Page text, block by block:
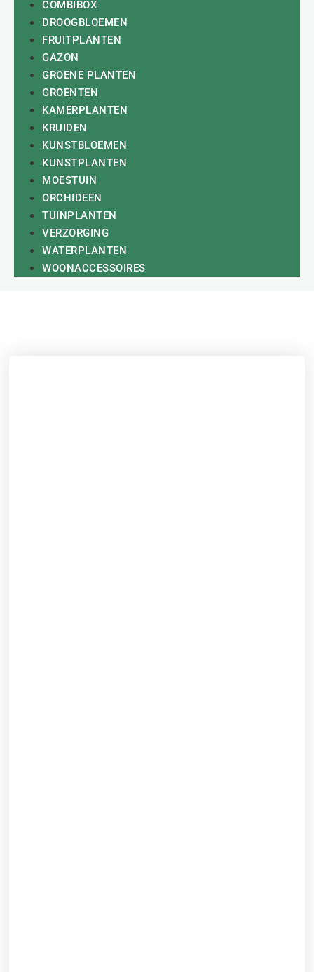
COMBIBOX
DROOGBLOEMEN
FRUITPLANTEN
GAZON
GROENE PLANTEN
GROENTEN
KAMERPLANTEN
KRUIDEN
KUNSTBLOEMEN
KUNSTPLANTEN
MOESTUIN
ORCHIDEEN
TUINPLANTEN
VERZORGING
WATERPLANTEN
WOONACCESSOIRES